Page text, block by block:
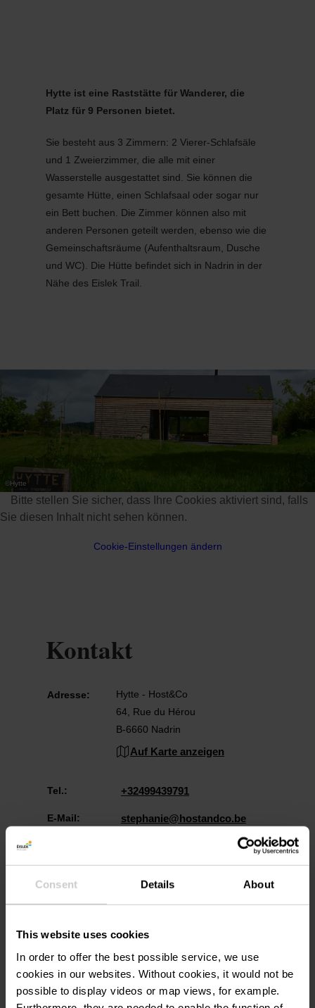
Consent Details About
This website uses cookies
In order to offer the best possible service, we use
cookies in our websites. Without cookies, it would not be
possible to display videos or map views, for example.
Hytte ist eine Raststätte für Wanderer, die
Platz für 9 Personen bietet.
Sie besteht aus 3 Zimmern: 2 Vierer-Schlafsäle
und 1 Zweierzimmer, die alle mit einer
Wasserstelle ausgestattet sind. Sie können die
gesamte Hütte, einen Schlafsaal oder sogar nur
ein Bett buchen. Die Zimmer können also mit
anderen Personen geteilt werden, ebenso wie die
Gemeinschaftsräume (Aufenthaltsraum, Dusche
und WC). Die Hütte befindet sich in Nadrin in der
Nähe des Eislek Trail.
©Hytte
Bitte stellen Sie sicher, dass Ihre Cookies aktiviert sind, falls
Sie diesen Inhalt nicht sehen können.
Cookie-Einstellungen ändern
Kontakt
Adresse:
Hytte - Host&Co
64, Rue du Hérou
B-6660 Nadrin
Auf Karte anzeigen
Tel.: +32499439791
E-Mail: stephanie@hostandco.be
https://www.hytte-ardenne.co
m/
Anreise planen